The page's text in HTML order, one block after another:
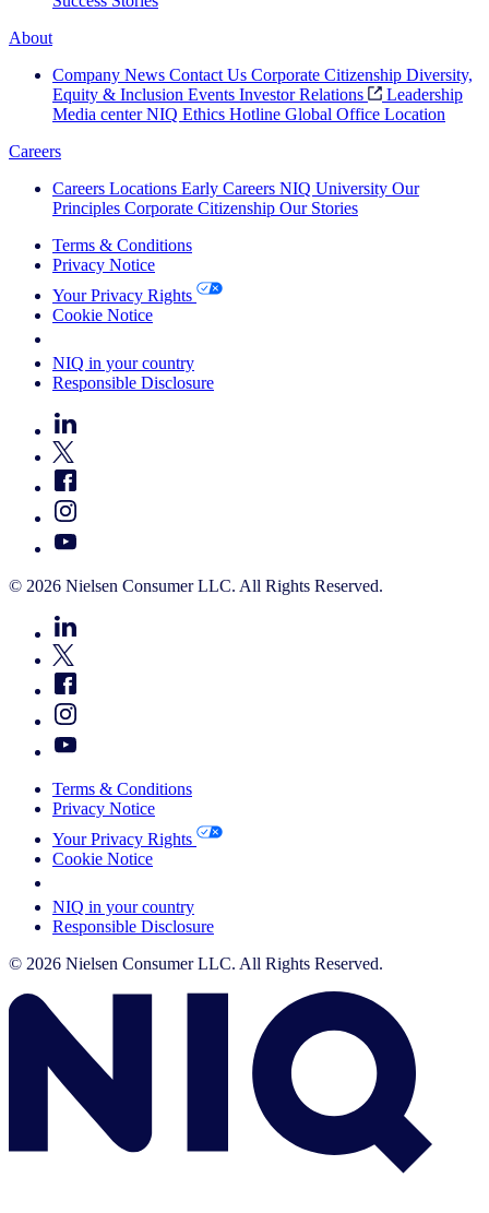
About
Company News Contact Us Corporate Citizenship Diversity,
Equity & Inclusion Events Investor Relations
Leadership
Media center NIQ Ethics Hotline Global Office Location
Careers
Careers Locations Early Careers NIQ University Our
Principles Corporate Citizenship Our Stories
Terms & Conditions
Privacy Notice
Your Privacy Rights
Cookie Notice
NIQ in your country
Responsible Disclosure
© 2026 Nielsen Consumer LLC. All Rights Reserved.
Terms & Conditions
Privacy Notice
Your Privacy Rights
Cookie Notice
NIQ in your country
Responsible Disclosure
© 2026 Nielsen Consumer LLC. All Rights Reserved.